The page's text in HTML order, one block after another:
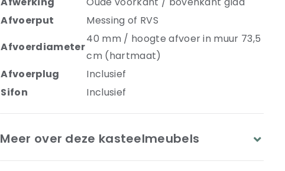
Afvoerput
Messing of RVS
Afvoerdiameter
40 mm / hoogte afvoer in muur 73,5
cm (hartmaat)
Afvoerplug
Inclusief
Sifon
Inclusief
Meer over deze kasteelmeubels